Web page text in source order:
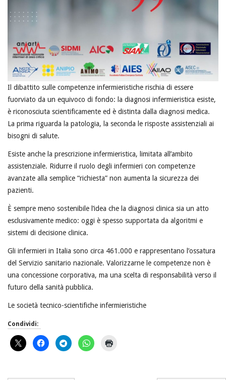
Il dibattito sulle competenze infermieristiche rischia di essere
fuorviato da un equivoco di fondo: la diagnosi infermieristica esiste,
è riconosciuta scientificamente ed è distinta dalla diagnosi medica.
La prima riguarda la patologia, la seconda le risposte assistenziali ai
bisogni di salute.
Esiste anche la prescrizione infermieristica, limitata all’ambito
assistenziale. Ridurre il ruolo degli infermieri con competenze
avanzate alla semplice “richiesta” non aumenta la sicurezza dei
pazienti.
È sempre meno sostenibile l’idea che la diagnosi clinica sia un atto
esclusivamente medico: oggi è spesso supportata da algoritmi e
sistemi di decisione clinica.
Gli infermieri in Italia sono circa 461.000 e rappresentano l’ossatura
del Servizio sanitario nazionale. Valorizzarne le competenze non è
una concessione corporativa, ma una scelta di responsabilità verso il
futuro della sanità pubblica.
Le società tecnico-scientifiche infermieristiche
Condividi: